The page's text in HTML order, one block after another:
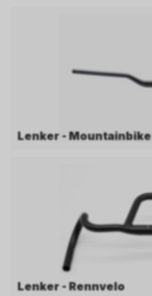
Lenker - Mountainbike
Lenker - Rennvelo